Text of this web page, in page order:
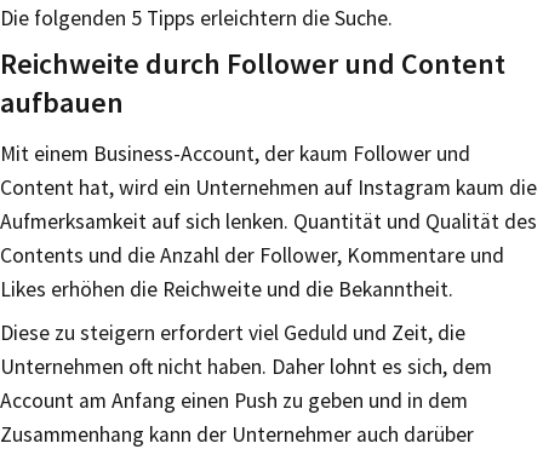
Die folgenden 5 Tipps erleichtern die Suche.
Reichweite durch Follower und Content
aufbauen
Mit einem Business-Account, der kaum Follower und
Content hat, wird ein Unternehmen auf Instagram kaum die
Aufmerksamkeit auf sich lenken. Quantität und Qualität des
Contents und die Anzahl der Follower, Kommentare und
Likes erhöhen die Reichweite und die Bekanntheit.
Diese zu steigern erfordert viel Geduld und Zeit, die
Unternehmen oft nicht haben. Daher lohnt es sich, dem
Account am Anfang einen Push zu geben und in dem
Zusammenhang kann der Unternehmer auch darüber